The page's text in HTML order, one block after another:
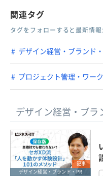
関連タグ
タグをフォローすると最新情
デザイン経営・ブランド
プロジェクト管理・ワー
デザイン経営・ブラ
記事
デザイン経営・ブランド・PR